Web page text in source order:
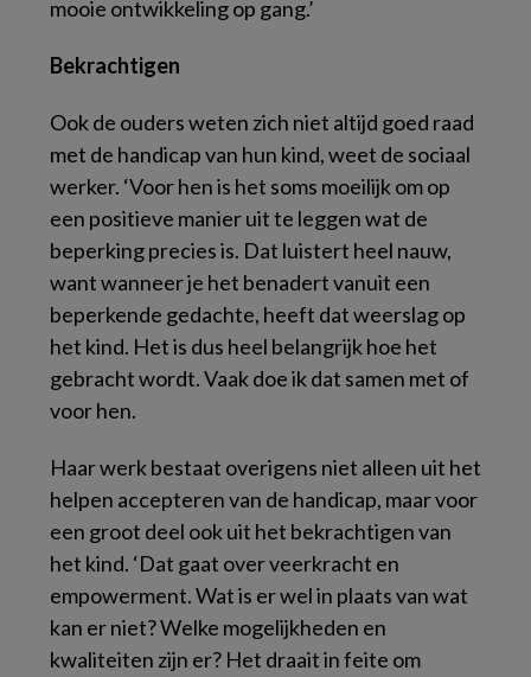
mooie ontwikkeling op gang.’
Bekrachtigen
Ook de ouders weten zich niet altijd goed raad
met de handicap van hun kind, weet de sociaal
werker. ‘Voor hen is het soms moeilijk om op
een positieve manier uit te leggen wat de
beperking precies is. Dat luistert heel nauw,
want wanneer je het benadert vanuit een
beperkende gedachte, heeft dat weerslag op
het kind. Het is dus heel belangrijk hoe het
gebracht wordt. Vaak doe ik dat samen met of
voor hen.
Haar werk bestaat overigens niet alleen uit het
helpen accepteren van de handicap, maar voor
een groot deel ook uit het bekrachtigen van
het kind. ‘Dat gaat over veerkracht en
empowerment. Wat is er wel in plaats van wat
kan er niet? Welke mogelijkheden en
kwaliteiten zijn er? Het draait in feite om